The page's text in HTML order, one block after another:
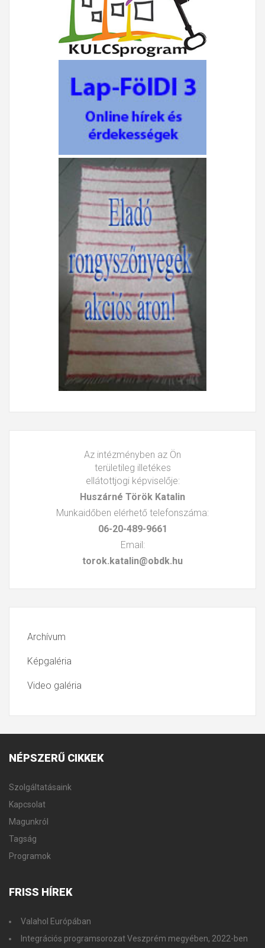
Az intézményben az Ön
területileg illetékes
ellátottjogi képviselője:
Huszárné Török Katalin
Munkaidőben elérhető telefonszáma:
06-20-489-9661
Email:
torok.katalin@obdk.hu
Archívum
Képgaléria
Video galéria
NÉPSZERŰ CIKKEK
Szolgáltatásaink
Kapcsolat
Magunkról
Tagság
Programok
FRISS HÍREK
Valahol Európában
Integrációs programsorozat Veszprém megyében, 2022-ben